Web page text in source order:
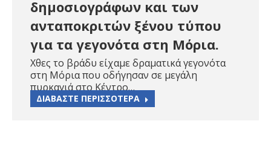
δημοσιογράφων και των
ανταποκριτών ξένου τύπου
για τα γεγονότα στη Μόρια.
Χθες το βράδυ είχαμε δραματικά γεγονότα
στη Μόρια που οδήγησαν σε μεγάλη
πυρκαγιά στο Κέντρο…
ΔΙΑΒΑΣΤΕ ΠΕΡΙΣΣΟΤΕΡΑ